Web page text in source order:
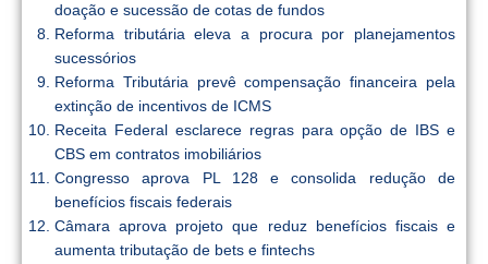
doação e sucessão de cotas de fundos
Reforma tributária eleva a procura por planejamentos
sucessórios
Reforma Tributária prevê compensação financeira pela
extinção de incentivos de ICMS
Receita Federal esclarece regras para opção de IBS e
CBS em contratos imobiliários
Congresso aprova PL 128 e consolida redução de
benefícios fiscais federais
Câmara aprova projeto que reduz benefícios fiscais e
aumenta tributação de bets e fintechs